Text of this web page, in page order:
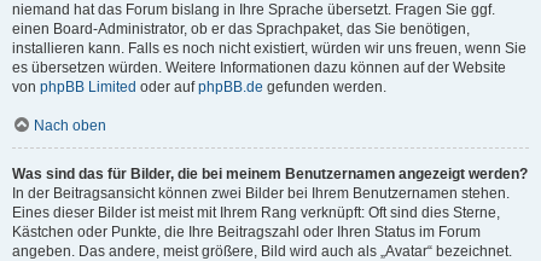
niemand hat das Forum bislang in Ihre Sprache übersetzt. Fragen Sie ggf.
einen Board-Administrator, ob er das Sprachpaket, das Sie benötigen,
installieren kann. Falls es noch nicht existiert, würden wir uns freuen, wenn Sie
es übersetzen würden. Weitere Informationen dazu können auf der Website
von phpBB Limited oder aufphpBB.de gefunden werden.
Nach oben
Was sind das für Bilder, die bei meinem Benutzernamen angezeigt werden?
In der Beitragsansicht können zwei Bilder bei Ihrem Benutzernamen stehen.
Eines dieser Bilder ist meist mit Ihrem Rang verknüpft: Oft sind dies Sterne,
Kästchen oder Punkte, die Ihre Beitragszahl oder Ihren Status im Forum
angeben. Das andere, meist größere, Bild wird auch als „Avatar“ bezeichnet.